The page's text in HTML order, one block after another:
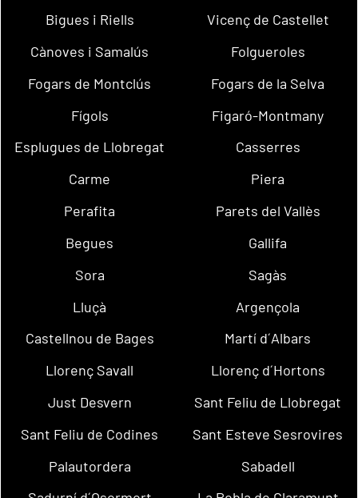
Bigues i Riells
Vicenç de Castellet
Cànoves i Samalús
Folgueroles
Fogars de Montclús
Fogars de la Selva
Fígols
Figaró-Montmany
Esplugues de Llobregat
Casserres
Carme
Piera
Perafita
Parets del Vallès
Begues
Gallifa
Sora
Sagàs
Lluçà
Argençola
Castellnou de Bages
Martí d´Albars
Llorenç Savall
Llorenç d´Hortons
Just Desvern
Sant Feliu de Llobregat
Sant Feliu de Codines
Sant Esteve Sesrovires
Palautordera
Sabadell